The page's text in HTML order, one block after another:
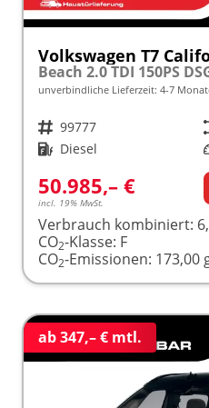
Volkswagen T7
unverbindliche Lieferzeit: 4-7
Fahrzeugnr. 99777
Kraftstoff Diesel
50.985,– €
incl. 19% MwSt.
Verbrauch kombiniert:
CO2-Klasse: F
CO2-Emissionen: 173,00
ab 347,– € mtl.